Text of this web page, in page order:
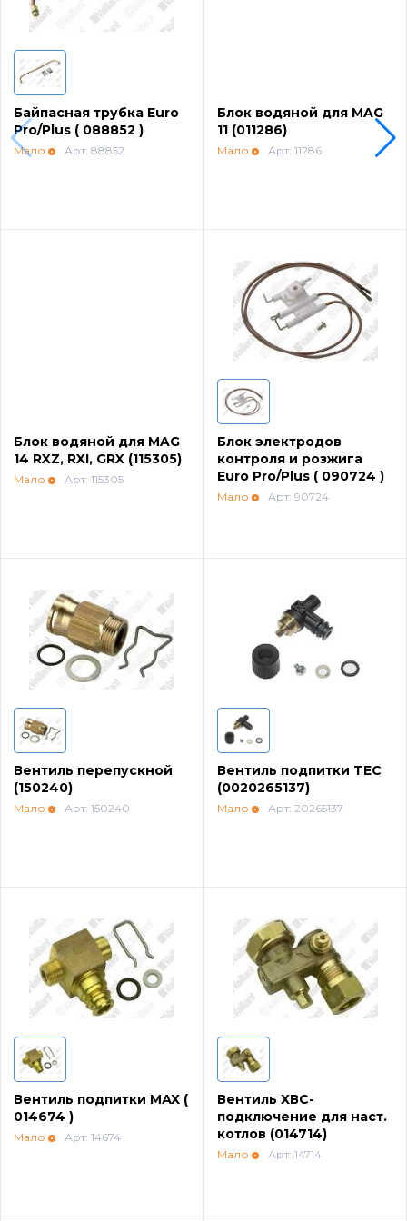
Промышленное оборудование De Dietrich
Elco
Mizudo
Байпасная трубка Euro
Pro/Plus ( 088852 )
Мало Арт: 88852
Блок водяной для MAG
11 (011286)
Мало Арт: 11286
Блок водяной для MAG
14 RXZ, RXI, GRX (115305)
Мало Арт: 115305
Блок электродов
контроля и розжига
Euro Pro/Plus ( 090724 )
Мало Арт: 90724
Вентиль перепускной
(150240)
Мало Арт: 150240
Вентиль подпитки TEC
(0020265137)
Мало Арт: 20265137
Вентиль подпитки МАХ (
014674 )
Мало Арт: 14674
Вентиль ХВС-
подключение для наст.
котлов (014714)
Мало Арт: 14714